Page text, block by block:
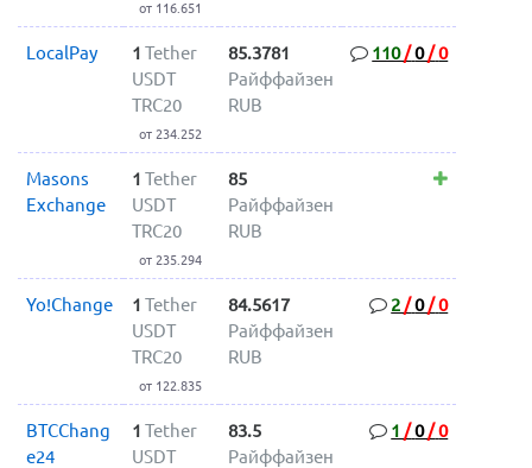
от 116.651
LocalPay 1 Tether
USDT
TRC20
от 234.252
85.3781
Райффайзен
RUB
110/0/0
Masons
Exchange
1 Tether
USDT
TRC20
от 235.294
85
Райффайзен
RUB
Yo!Change 1 Tether
USDT
TRC20
от 122.835
84.5617
Райффайзен
RUB
2 /0/0
BTCChang
e24
1 Tether
USDT
83.5
Райффайзен
1 /0/0